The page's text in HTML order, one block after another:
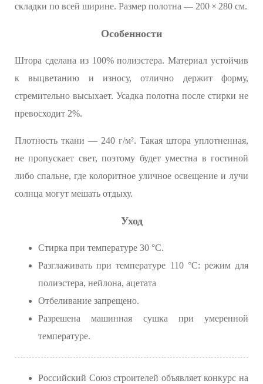
складки по всей ширине. Размер полотна — 200 × 280 см.
Особенности
Штора сделана из 100% полиэстера. Материал устойчив
к выцветанию и износу, отлично держит форму,
стремительно высыхает. Усадка полотна после стирки не
превосходит 2%.
Плотность ткани — 240 г/м². Такая штора уплотненная,
не пропускает свет, поэтому будет уместна в гостиной
либо спальне, где колоритное уличное освещение и лучи
солнца могут мешать отдыху.
Уход
Стирка при температуре 30 °C.
Разглаживать при температуре 110 °C: режим для
полиэстера, нейлона, ацетата
Отбеливание запрещено.
Разрешена машинная сушка при умеренной
температуре.
Российский Союз строителей объявляет конкурс на